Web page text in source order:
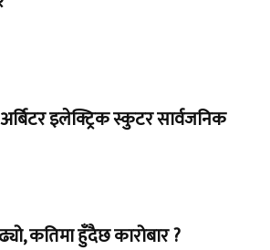
इलेक्ट्रिक स्कुटर सार्वजनिक
कतिमा हुँदैछ कारोबार ?